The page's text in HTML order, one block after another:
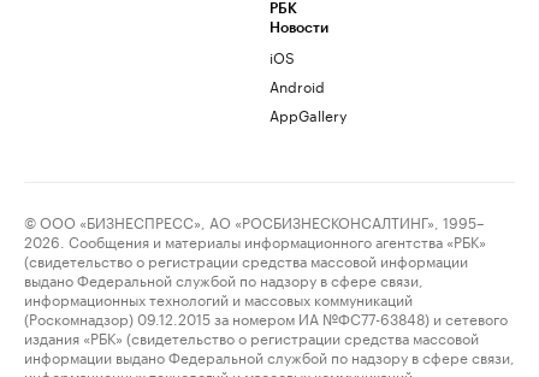
РБК
Новости
iOS
Android
AppGallery
© ООО «БИЗНЕСПРЕСС», АО «РОСБИЗНЕСКОНСАЛТИНГ», 1995–
2026. Сообщения и материалы информационного агентства «РБК»
(свидетельство о регистрации средства массовой информации
выдано Федеральной службой по надзору в сфере связи,
информационных технологий и массовых коммуникаций
(Роскомнадзор) 09.12.2015 за номером ИА №ФС77-63848) и сетевого
издания «РБК» (свидетельство о регистрации средства массовой
информации выдано Федеральной службой по надзору в сфере связи,